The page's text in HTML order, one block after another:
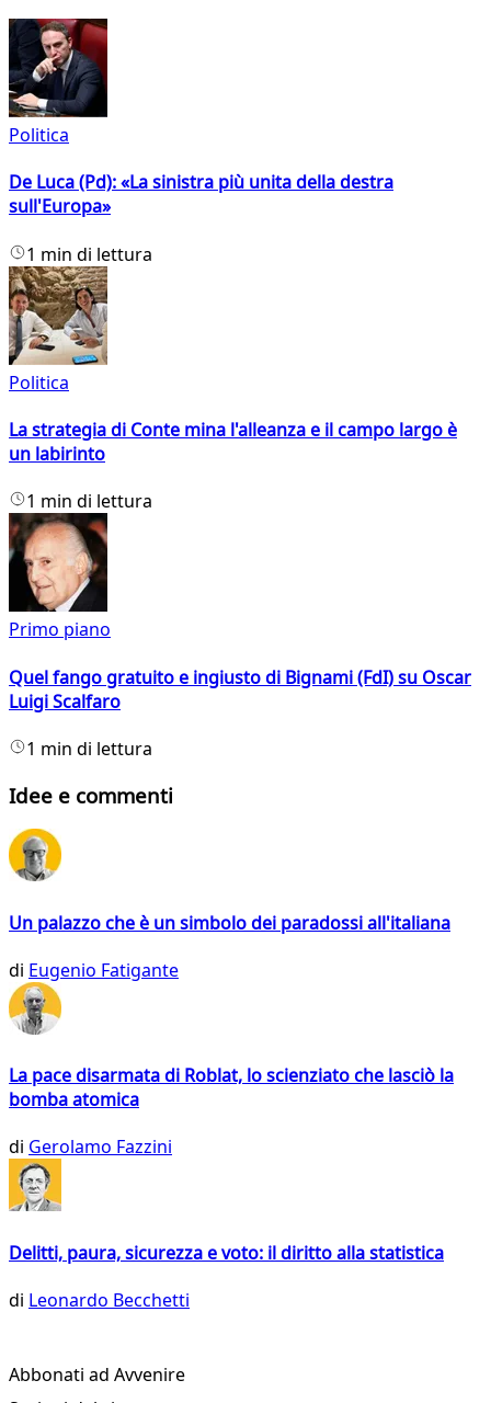
Politica
De Luca (Pd): «La sinistra più unita della destra
sull'Europa»
1 min di lettura
Politica
La strategia di Conte mina l'alleanza e il campo largo è
un labirinto
1 min di lettura
Primo piano
Quel fango gratuito e ingiusto di Bignami (FdI) su Oscar
Luigi Scalfaro
1 min di lettura
Idee e commenti
Un palazzo che è un simbolo dei paradossi all'italiana
di Eugenio Fatigante
La pace disarmata di Roblat, lo scienziato che lasciò la
bomba atomica
di Gerolamo Fazzini
Delitti, paura, sicurezza e voto: il diritto alla statistica
di Leonardo Becchetti
Abbonati ad Avvenire